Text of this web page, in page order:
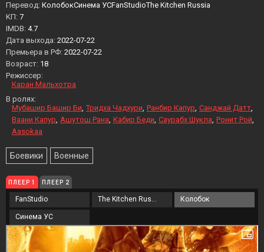
Перевод: КолобокСинема УСFanStudioThe Kitchen Russia
KП: 7
IMDB: 4.7
Дата выхода: 2022-07-22
Премьера в РФ: 2022-07-22
Возраст: 18
Режиссер:
Каран Мальхотра
В ролях:
Мубашир Башир Би Тридха Чадхури Ранбир Капур Санджай Датт
Ваани Капур Ашутош Рана Кабир Беди Саурабх Шукла Ронит Рой
Aasokaa
Боевики Военные
ПЛЕЕР 1 ПЛЕЕР 2
FanStudio The Kitchen Russia Колобок
Синема УС